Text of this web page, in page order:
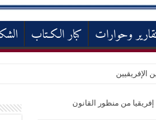
وحوارات كبار الكـتاب
الإفريقيين
من منظور القانون